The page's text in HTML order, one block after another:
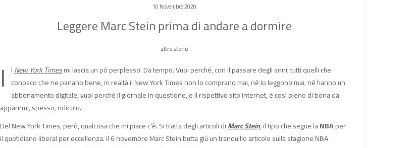
10 Novembre 2020
Leggere Marc Stein prima di andare a dormire
altre storie
I lNew York Timesmi lascia un pò perplesso. Da tempo. Vuoi perché, con il passare degli anni, tutti quelli che
conosco che ne parlano bene, in realtà il New York Times non lo comprano mai, né lo leggono mai, né hanno un
abbonamento digitale, vuoi perché il giornale in questione, e il rispettivo sito internet, è così pieno di boria da
apparirmi, spesso, ridicolo.
Del New York Times, però, qualcosa che mi piace c’è. Si tratta degli articoli diMarc Stein, il tipo che segue laNBAper
il quotidiano liberal per eccellenza. Il 6 novembre Marc Stein butta giù un tranquillo articolo sulla stagione NBA